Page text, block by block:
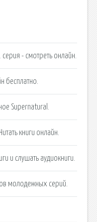
- смотреть онлайн.
бесплатно.
Supernatural.
книги онлайн.
и слушать аудиокниги.
молодежных серий.